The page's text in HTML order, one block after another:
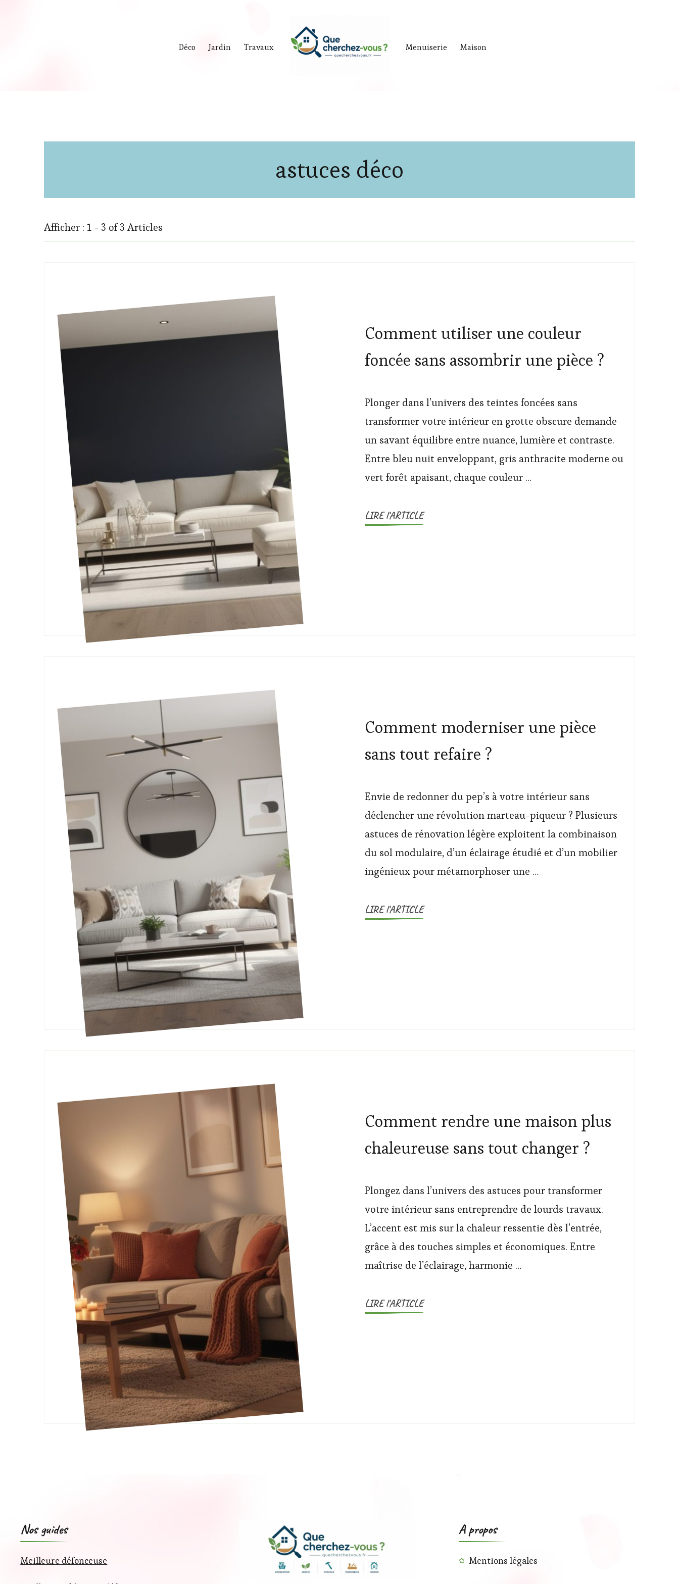
Déco Jardin Travaux Menuiserie Maison
astuces déco
Afficher : 1 - 3 of 3 Articles
Comment utiliser une couleur
foncée sans assombrir une pièce ?
Plonger dans l’univers des teintes foncées sans
transformer votre intérieur en grotte obscure demande
un savant équilibre entre nuance, lumière et contraste.
Entre bleu nuit enveloppant, gris anthracite moderne ou
vert forêt apaisant, chaque couleur …
LIRE l'ARTICLE
Comment moderniser une pièce
sans tout refaire ?
Envie de redonner du pep’s à votre intérieur sans
déclencher une révolution marteau-piqueur ? Plusieurs
astuces de rénovation légère exploitent la combinaison
du sol modulaire, d’un éclairage étudié et d’un mobilier
ingénieux pour métamorphoser une …
LIRE l'ARTICLE
Comment rendre une maison plus
chaleureuse sans tout changer ?
Plongez dans l’univers des astuces pour transformer
votre intérieur sans entreprendre de lourds travaux.
L’accent est mis sur la chaleur ressentie dès l’entrée,
grâce à des touches simples et économiques. Entre
maîtrise de l’éclairage, harmonie …
LIRE l'ARTICLE
Nos guides
Meilleure défonceuse
A propos
Mentions légales